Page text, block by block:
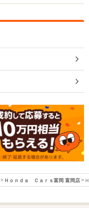
Ｈｏｎｄａ Ｃａｒｓ富岡 富岡店